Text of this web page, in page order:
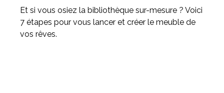
Et si vous osiez la bibliothèque sur-mesure ? Voici
7 étapes pour vous lancer et créer le meuble de
vos rêves.